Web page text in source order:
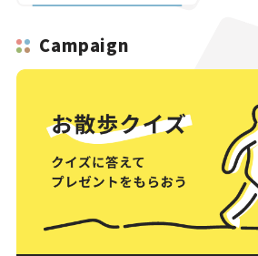
Campaign